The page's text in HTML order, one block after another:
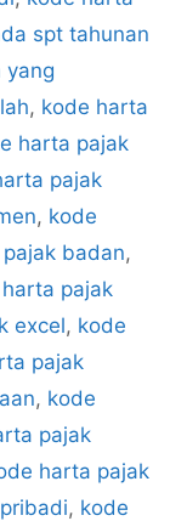
spt tahunan
yang
, kode harta
harta pajak
pajak
, kode
badan,
pajak
excel, kode
pajak
, kode
pajak
harta pajak
, kode